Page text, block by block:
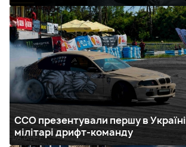
ССО презентували першу в Україні
мілітарі дрифт-команду